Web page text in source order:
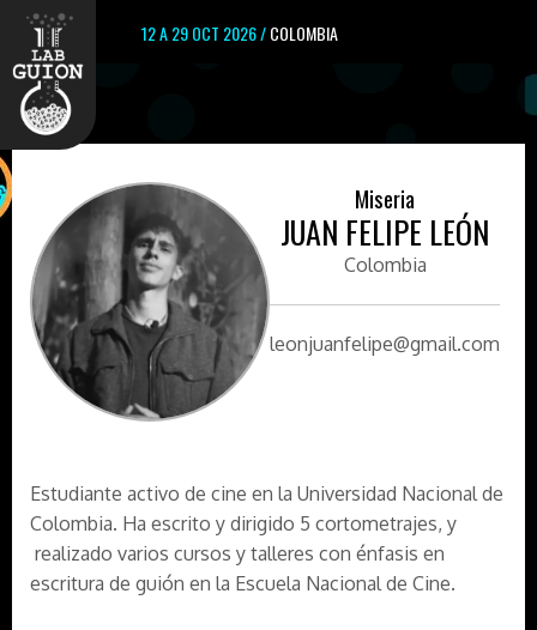
12 A 29 OCT 2026 /COLOMBIA
Miseria
JUAN FELIPE LEÓN
Colombia
leonjuanfelipe@gmail.com
Estudiante activo de cine en la Universidad Nacional de
Colombia. Ha escrito y dirigido 5 cortometrajes, y
realizado varios cursos y talleres con énfasis en
escritura de guión en la Escuela Nacional de Cine.